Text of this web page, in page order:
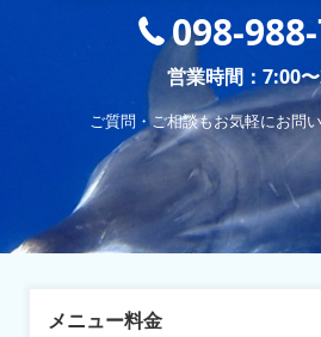
098-
営業時間：7:00
ご質問・ご相談もお気軽にお問
メニュー料金